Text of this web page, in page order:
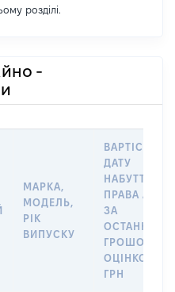
розділі.
-
МАРКА,
МОДЕЛЬ,
РІК
ВИПУСКУ
ВАРТІСТЬ НА
ДАТУ
НАБУТТЯ
ПРАВА АБО
ЗА
ГРОШОВОЮ
ОЦІНКОЮ,
ГРН